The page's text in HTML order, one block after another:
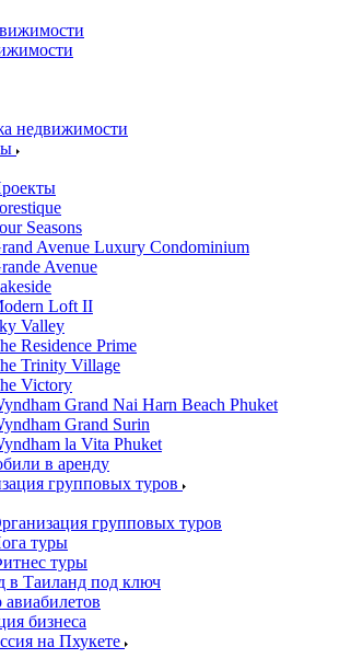
недвижимости
Seasons
Avenue Luxury Condominium
Avenue
Loft II
Valley
Residence Prime
Trinity Village
Victory
Grand Nai Harn Beach Phuket
Grand Surin
la Vita Phuket
в аренду
групповых туров
групповых туров
туры
туры
в Таиланд под ключ
бизнеса
на Пхукете